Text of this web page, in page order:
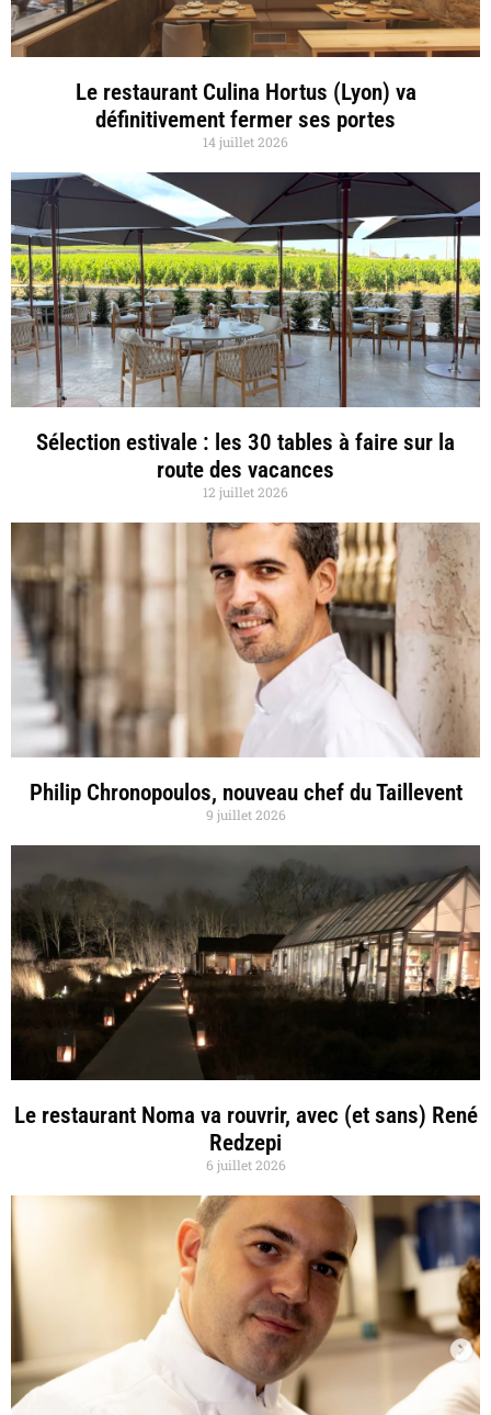
Le restaurant Culina Hortus (Lyon) va
définitivement fermer ses portes
14 juillet 2026
Sélection estivale : les 30 tables à faire sur la
route des vacances
12 juillet 2026
Philip Chronopoulos, nouveau chef du Taillevent
9 juillet 2026
Le restaurant Noma va rouvrir, avec (et sans) René
Redzepi
6 juillet 2026